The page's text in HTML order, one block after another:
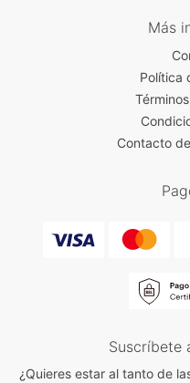
Más
Política
Contacto
Suscríbete
¿Quieres estar al tanto de